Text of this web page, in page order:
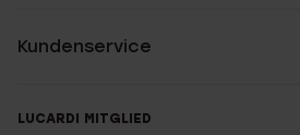
Kundenservice
LUCARDI MITGLIED